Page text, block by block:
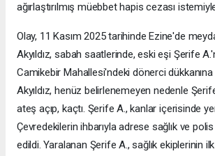
ağırlaştırılmış müebbet hapis cezası
Olay, 11 Kasım 2025 tarihinde Ezine'de
Akyıldız, sabah saatlerinde, eski eşi Şerife
Camikebir Mahallesi'ndeki dönerci dükkanına
Akyıldız, henüz belirlenemeyen nedenle
ateş açıp, kaçtı. Şerife A., kanlar içerisinde
Çevredekilerin ihbarıyla adrese sağlık ve
edildi. Yaralanan Şerife A., sağlık ekiplerinin